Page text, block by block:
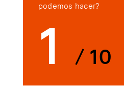
podemos hacer?
1 / 10